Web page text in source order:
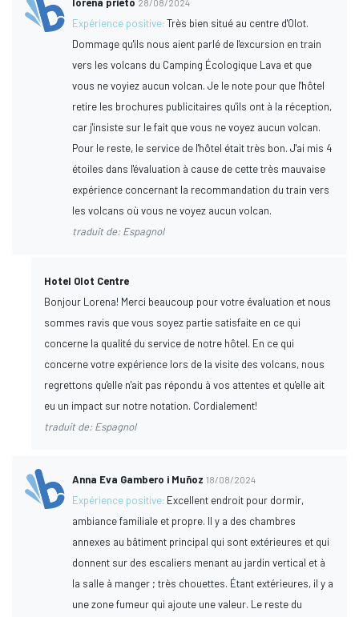
Expérience positive:Très bien situé au centre d'Olot.
Dommage qu'ils nous aient parlé de l'excursion en train
vers les volcans du Camping Écologique Lava et que
vous ne voyiez aucun volcan. Je le note pour que l'hôtel
retire les brochures publicitaires qu'ils ont à la réception,
car j'insiste sur le fait que vous ne voyez aucun volcan.
Pour le reste, le service de l'hôtel était très bon. J'ai mis 4
étoiles dans l'évaluation à cause de cette très mauvaise
expérience concernant la recommandation du train vers
les volcans où vous ne voyez aucun volcan.
traduit de: Espagnol
Hotel Olot Centre
Bonjour Lorena! Merci beaucoup pour votre évaluation et nous
sommes ravis que vous soyez partie satisfaite en ce qui
concerne la qualité du service de notre hôtel. En ce qui
concerne votre expérience lors de la visite des volcans, nous
regrettons qu'elle n'ait pas répondu à vos attentes et qu'elle ait
eu un impact sur notre notation. Cordialement!
traduit de: Espagnol
Anna Eva Gambero i Muñoz 18/08/2024
Expérience positive: Excellent endroit pour dormir,
ambiance familiale et propre. Il y a des chambres
annexes au bâtiment principal qui sont extérieures et qui
donnent sur des escaliers menant au jardin vertical et à
la salle à manger ; très chouettes. Étant extérieures, il y a
une zone fumeur qui ajoute une valeur. Le reste du